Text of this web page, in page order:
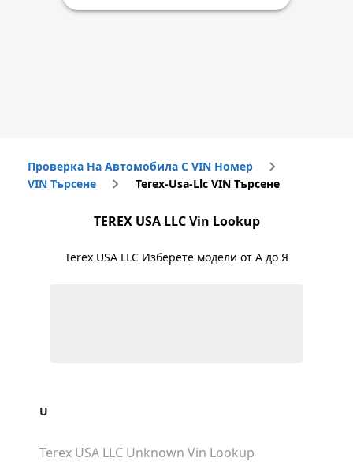
Проверка На Автомобила С VIN Номер
VIN Търсене
Terex-Usa-Llc VIN Търсене
TEREX USA LLC Vin Lookup
Terex USA LLC Изберете модели от А до Я
U
Terex USA LLC Unknown Vin Lookup